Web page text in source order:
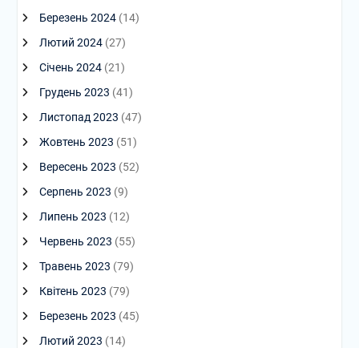
Березень 2024(14)
Лютий 2024(27)
Січень 2024(21)
Грудень 2023 (41)
Листопад 2023 (47)
Жовтень 2023 (51)
Вересень 2023 (52)
Серпень 2023 (9)
Липень 2023 (12)
Червень 2023 (55)
Травень 2023 (79)
Квітень 2023 (79)
Березень 2023 (45)
Лютий 2023 (14)